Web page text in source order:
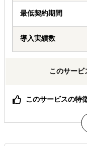
最低契約期間
導入実績数
このサービ
このサービスの特
何のために何を調
す。
30万円から3段階
AIでは辿り着けな